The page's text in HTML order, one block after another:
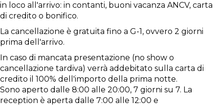
in loco all'arrivo: in contanti, buoni vacanza ANCV, carta
di credito o bonifico.
La cancellazione è gratuita fino a G-1, ovvero 2 giorni
prima dell'arrivo.
In caso di mancata presentazione (no show o
cancellazione tardiva) verrà addebitato sulla carta di
credito il 100% dell'importo della prima notte.
Sono aperto dalle 8:00 alle 20:00, 7 giorni su 7. La
reception è aperta dalle 7:00 alle 12:00 e